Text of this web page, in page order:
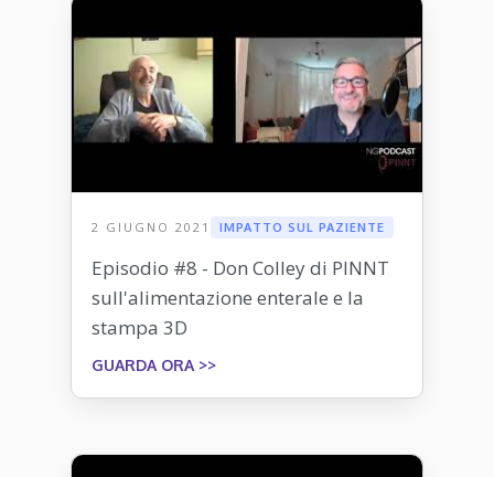
2 GIUGNO 2021 IMPATTO SUL PAZIENTE
Episodio #8 - Don Colley di PINNT
sull'alimentazione enterale e la
stampa 3D
GUARDA ORA >>